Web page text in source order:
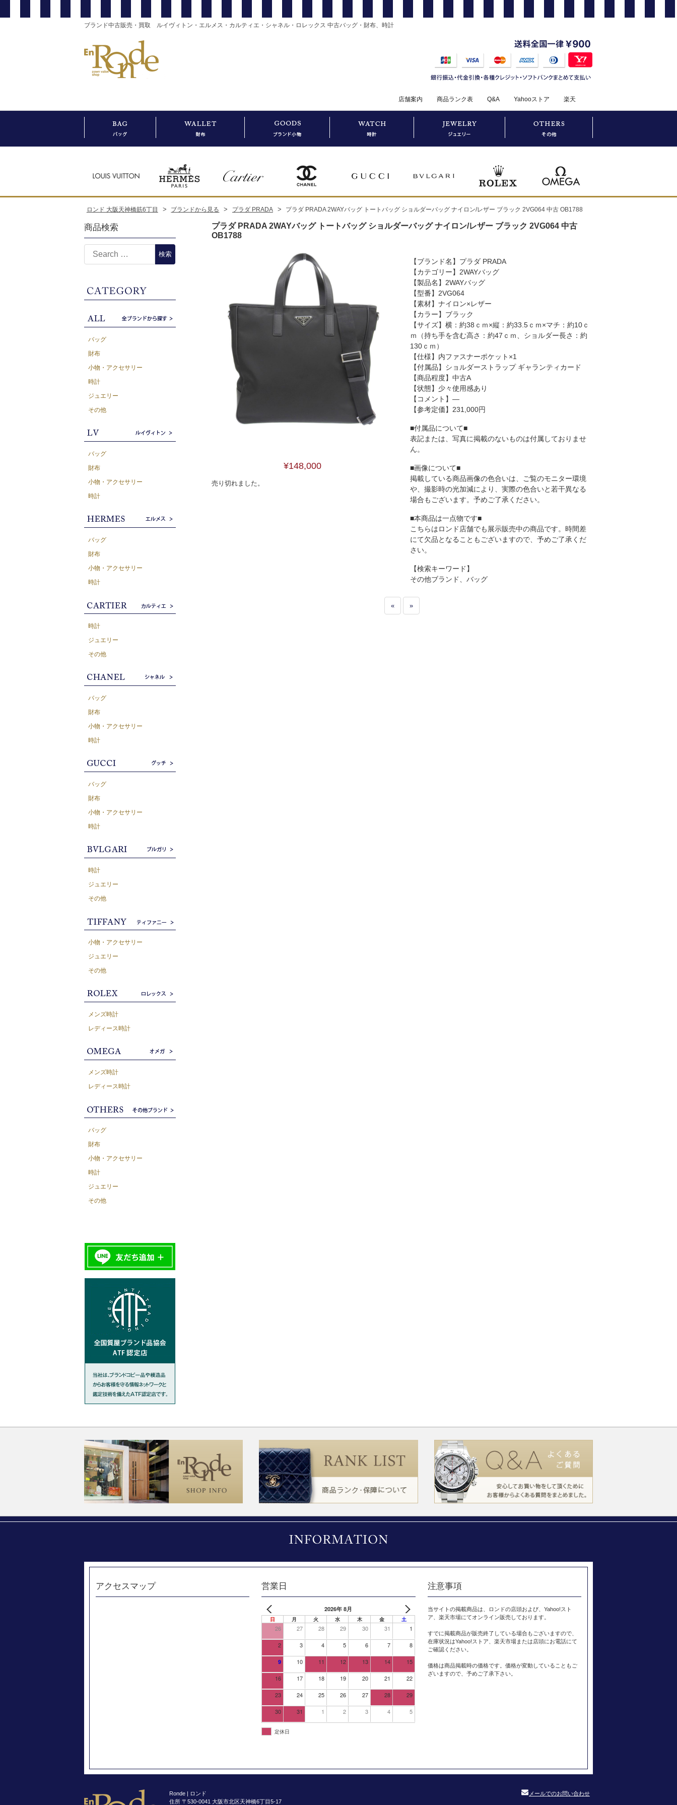
ブランド中古販売・買取 ルイヴィトン・エルメス・カルティエ・シャネル・ロレックス 中古バッグ・財布、時計
店舗案内 商品ランク表 Q&A Yahooストア 楽天
ロンド 大阪天神橋筋6丁目 > ブランドから見る > プラダ PRADA > プラダ PRADA 2WAYバッグ トートバッグ ショルダーバッグ ナイロン/レザー ブラック 2VG064 中古 OB1788
プラダ PRADA 2WAYバッグ トートバッグ ショルダーバッグ ナイロン/レザー ブラック 2VG064 中古
OB1788
¥148,000
売り切れました。
【ブランド名】プラダ PRADA
【カテゴリー】2WAYバッグ
【製品名】2WAYバッグ
【型番】2VG064
【素材】ナイロン×レザー
【カラー】ブラック
【サイズ】横：約38ｃｍ×縦：約33.5ｃｍ×マチ：約10ｃ
ｍ（持ち手を含む高さ：約47ｃｍ、ショルダー長さ：約
130ｃｍ）
【仕様】内ファスナーポケット×1
【付属品】ショルダーストラップ ギャランティカード
【商品程度】中古A
【状態】少々使用感あり
【コメント】―
【参考定価】231,000円
■付属品について■
表記または、写真に掲載のないものは付属しておりませ
ん。
■画像について■
掲載している商品画像の色合いは、ご覧のモニター環境
や、撮影時の光加減により、実際の色合いと若干異なる
場合もございます。予めご了承ください。
■本商品は一点物です■
こちらはロンド店舗でも展示販売中の商品です。時間差
にて欠品となることもございますので、予めご了承くだ
さい。
【検索キーワード】
その他ブランド、バッグ
« »
商品検索
バッグ
財布
小物・アクセサリー
時計
ジュエリー
その他
バッグ
財布
小物・アクセサリー
時計
バッグ
財布
小物・アクセサリー
時計
時計
ジュエリー
その他
バッグ
財布
小物・アクセサリー
時計
バッグ
財布
小物・アクセサリー
時計
時計
ジュエリー
その他
小物・アクセサリー
ジュエリー
その他
メンズ時計
レディース時計
メンズ時計
レディース時計
バッグ
財布
小物・アクセサリー
時計
ジュエリー
その他
アクセスマップ 営業日
2026年 8月
日 月 火 水 木 金 土
26 27 28 29 30 31 1
2 3 4 5 6 7 8
9 10 11 12 13 14 15
16 17 18 19 20 21 22
23 24 25 26 27 28 29
30 31 1 2 3 4 5
定休日
注意事項
当サイトの掲載商品は、ロンドの店頭および、Yahoo!スト
ア、楽天市場にてオンライン販売しております。
すでに掲載商品が販売終了している場合もございますので、
在庫状況はYahoo!ストア、楽天市場または店頭にお電話にて
ご確認ください。
価格は商品掲載時の価格です。価格が変動していることもご
ざいますので、予めご了承下さい。
Ronde | ロンド
住所 〒530-0041 大阪市北区天神橋6丁目5-17
メールでのお問い合わせ